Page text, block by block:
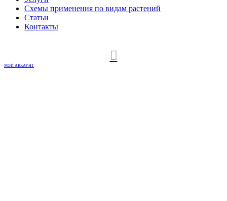
Схемы применения по видам растений
Статьи
Контакты
МОЙ АККАУНТ